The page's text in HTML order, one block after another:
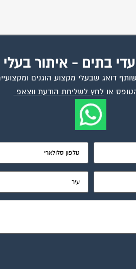
בתים - איתור
דואג שבעלי מקצוע הוגנים
אולחץ לשליחת הודעת ווצאפ